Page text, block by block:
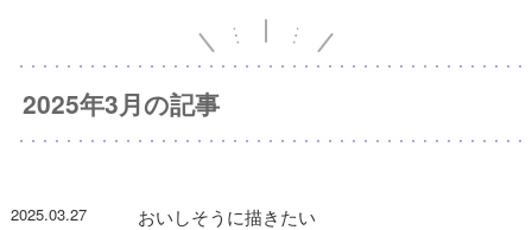
2025年3月の記事
2025.03.27 おいしそうに描きたい